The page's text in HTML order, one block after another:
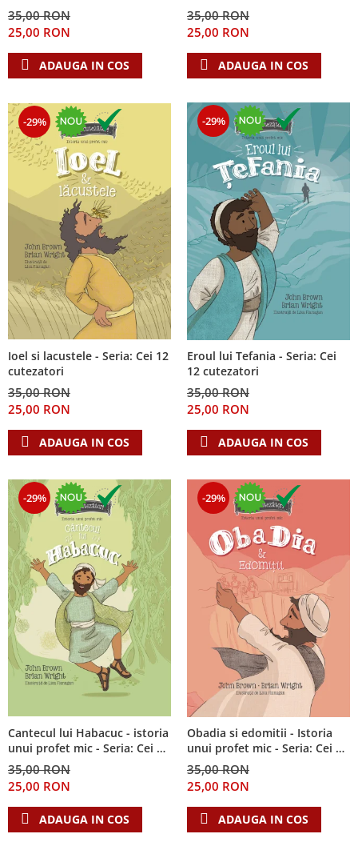
Dezvoltare personala
Mediu
35,00 RON
25,00 RON
ADAUGA IN COS
35,00 RON
25,00 RON
ADAUGA IN COS
-29%
Ioel si lacustele - Seria: Cei 12
cutezatori
35,00 RON
25,00 RON
ADAUGA IN COS
-29%
Eroul lui Tefania - Seria: Cei
12 cutezatori
35,00 RON
25,00 RON
ADAUGA IN COS
-29%
Cantecul lui Habacuc - istoria
unui profet mic - Seria: Cei 12
cutezatori
35,00 RON
25,00 RON
ADAUGA IN COS
-29%
Obadia si edomitii - Istoria
unui profet mic - Seria: Cei 12
cutezatori
35,00 RON
25,00 RON
ADAUGA IN COS